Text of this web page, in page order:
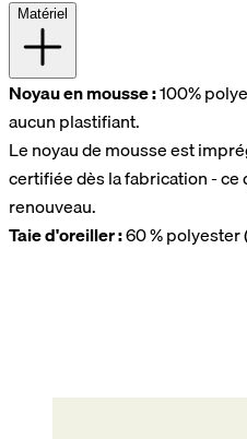
Matériel
Noyau en mousse :100%
aucun plastifiant.
Le noyau de mousse est
certifiée dès la fabrication -
renouveau.
Taie d'oreiller :60 % polyester